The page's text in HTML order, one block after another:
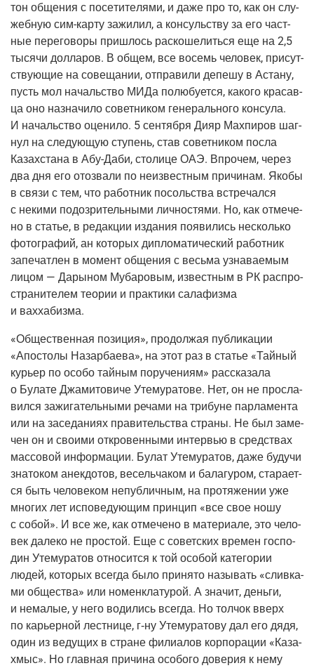
тон обще­ния с посе­ти­те­ля­ми, и даже про то, как он слу­
жеб­ную сим-кар­ту зажи­лил, а кон­суль­ству за его част­
ные пере­го­во­ры при­шлось рас­ко­ше­лить­ся еще на 2,5
тыся­чи дол­ла­ров. В общем, все восемь чело­век, при­сут­
ству­ю­щие на сове­ща­нии, отпра­ви­ли депе­шу в Аста­ну,
пусть мол началь­ство МИДа полю­бу­ет­ся, како­го кра­сав­
ца оно назна­чи­ло совет­ни­ком гене­раль­но­го кон­су­ла.
И началь­ство оце­ни­ло. 5 сен­тяб­ря Дияр Мах­пи­ров шаг­
нул на сле­ду­ю­щую сту­пень, став совет­ни­ком посла
Казах­ста­на в Абу-Даби, сто­ли­це ОАЭ. Впро­чем, через
два дня его ото­зва­ли по неиз­вест­ным при­чи­нам. Яко­бы
в свя­зи с тем, что работ­ник посоль­ства встре­чал­ся
с неки­ми подо­зри­тель­ны­ми лич­но­стя­ми. Но, как отме­че­
но в ста­тье, в редак­ции изда­ния появи­лись несколь­ко
фото­гра­фий, ан кото­рых дипло­ма­ти­че­ский работ­ник
запе­чат­лен в момент обще­ния с весь­ма узна­ва­е­мым
лицом — Дары­ном Муба­ро­вым, извест­ным в РК рас­про­
стра­ни­те­лем тео­рии и прак­ти­ки сала­физ­ма
и ваххабизма.
«Обще­ствен­ная пози­ция», про­дол­жая пуб­ли­ка­ции
«Апо­сто­лы Назар­ба­е­ва», на этот раз в ста­тье «Тай­ный
курьер по осо­бо тай­ным пору­че­ни­ям» рас­ска­за­ла
о Була­те Джа­ми­то­ви­че Уте­му­ра­то­ве. Нет, он не про­сла­
вил­ся зажи­га­тель­ны­ми реча­ми на три­буне пар­ла­мен­та
или на засе­да­ни­ях пра­ви­тель­ства стра­ны. Не был заме­
чен он и сво­и­ми откро­вен­ны­ми интер­вью в сред­ствах
мас­со­вой инфор­ма­ции. Булат Уте­му­ра­тов, даже будучи
зна­то­ком анек­до­тов, весель­ча­ком и бала­гу­ром, ста­ра­ет­
ся быть чело­ве­ком непуб­лич­ным, на про­тя­же­нии уже
мно­гих лет испо­ве­ду­ю­щим прин­цип «все свое ношу
с собой». И все же, как отме­че­но в мате­ри­а­ле, это чело­
век дале­ко не про­стой. Еще с совет­ских вре­мен гос­по­
дин Уте­му­ра­тов отно­сит­ся к той осо­бой кате­го­рии
людей, кото­рых все­гда было при­ня­то назы­вать «слив­ка­
ми обще­ства» или номен­кла­ту­рой. А зна­чит, день­ги,
и нема­лые, у него води­лись все­гда. Но тол­чок вверх
по карьер­ной лест­ни­це, г‑ну Уте­му­ра­то­ву дал его дядя,
один из веду­щих в стране фили­а­лов кор­по­ра­ции «Каза­
хмыс». Но глав­ная при­чи­на осо­бо­го дове­рия к нему